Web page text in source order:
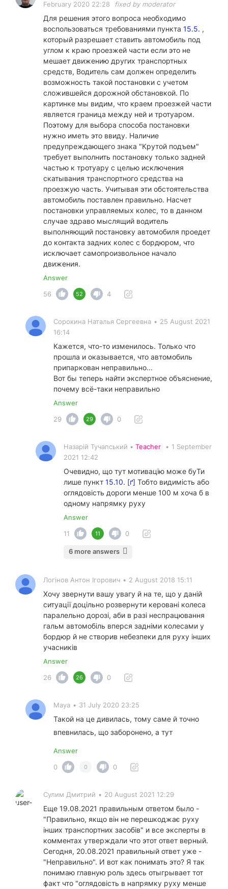
February 2020 22:28 fixed by moderator
Для решения этого вопроса необходимо
воспользоваться требованиями пункта 15.5. ,
который разрешает ставить автомобиль под
углом к краю проезжей части если это не
мешает движению других транспортных
средств, Водитель сам должен определить
возможность такой постановки с учетом
сложившейся дорожной обстановкой. По
картинке мы видим, что краем проезжей части
является граница между ней и тротуаром.
Поэтому для выбора способа постановки
нужно иметь это ввиду. Наличие
предупреждающего знака "Крутой подъем"
требует выполнить постановку только задней
частью к тротуару с целью исключения
скатывания транспортного средства на
проезжую часть. Учитывая эти обстоятельства
автомобиль поставлен правильно. Насчет
постановки управляемых колес, то в данном
случае здраво мыслящий водитель
выполняющий постановку автомобиля проедет
до контакта задних колес с бордюром, что
исключает самопроизвольное начало
движения.
Answer
56
52 4
Сорокина Наталья Сергеевна • 25 August 2021
16:14
Кажется, что-то изменилось. Только что
прошла и оказывается, что автомобиль
припаркован неправильно...
Вот бы теперь найти экспертное объяснение,
почему всё-таки неправильно
Answer
29
29 0
Назарій Тучапський • Teacher • 1 September
2021 12:42
Очевидно, що тут мотивацію може буТи
лише пункт 15.10. [ґ] Тобто видимість або
оглядовість дороги менше 100 м хоча б в
одному напрямку руху
Answer
11
11 0
6 more answers
Логінов Антон Ігорович • 2 August 2018 15:11
Хочу звернути вашу увагу й на те, що у даній
ситуації доцільно розвернути керовані колеса
паралельно дорозі, аби в разі неспрацювання
гальм автомобіль вперся задніми колесами у
бордюр й не створив небезпеки для руху інших
учасників
Answer
26
26 0
Maya • 31 July 2020 23:25
Такой на це дивилась, тому саме й точно
впевнилась, що заборонено, а тут
Answer
0
0 0
Сулим Дмитрий • 20 August 2021 12:29
Еще 19.08.2021 правильным ответом было -
"Правильно, якщо він не перешкоджає руху
інших транспортних засобів" и все эксперты в
комментах утверждали что этот ответ верный.
Сегодня, 20.08.2021 правильный ответ уже -
"Неправильно". И вот как понимать это? Я так
понимаю главную роль здесь отыгрывает тот
факт что "оглядовість в напрямку руху менше